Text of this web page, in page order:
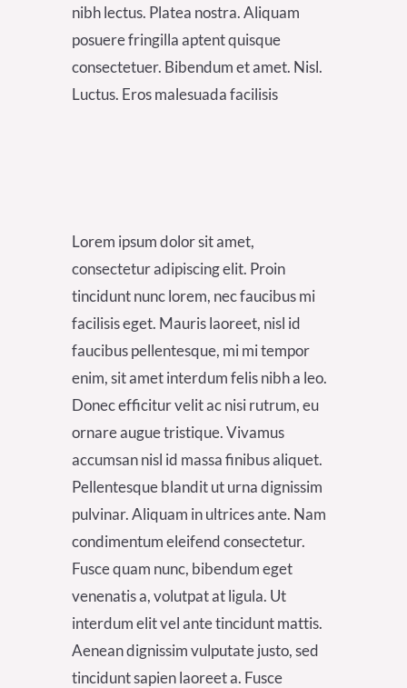
nibh lectus. Platea nostra. Aliquam
posuere fringilla aptent quisque
consectetuer. Bibendum et amet. Nisl.
Luctus. Eros malesuada facilisis
Lorem ipsum dolor sit amet,
consectetur adipiscing elit. Proin
tincidunt nunc lorem, nec faucibus mi
facilisis eget. Mauris laoreet, nisl id
faucibus pellentesque, mi mi tempor
enim, sit amet interdum felis nibh a leo.
Donec efficitur velit ac nisi rutrum, eu
ornare augue tristique. Vivamus
accumsan nisl id massa finibus aliquet.
Pellentesque blandit ut urna dignissim
pulvinar. Aliquam in ultrices ante. Nam
condimentum eleifend consectetur.
Fusce quam nunc, bibendum eget
venenatis a, volutpat at ligula. Ut
interdum elit vel ante tincidunt mattis.
Aenean dignissim vulputate justo, sed
tincidunt sapien laoreet a. Fusce